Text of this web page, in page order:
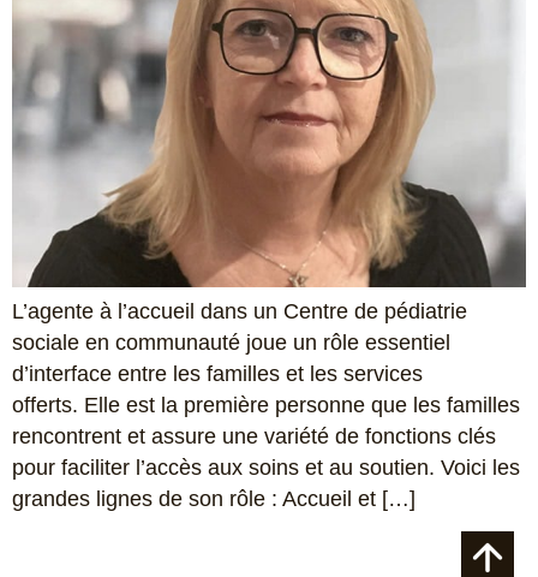
L’agente à l’accueil dans un Centre de pédiatrie
sociale en communauté joue un rôle essentiel
d’interface entre les familles et les services
offerts. Elle est la première personne que les familles
rencontrent et assure une variété de fonctions clés
pour faciliter l’accès aux soins et au soutien. Voici les
grandes lignes de son rôle : Accueil et […]